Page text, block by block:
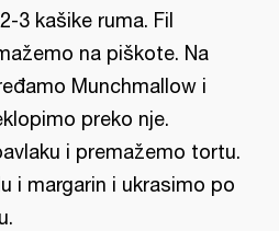
3 kašike ruma. Fil
na piškote. Na
Munchmallow i
preko nje.
i premažemo tortu.
i margarin i ukrasimo po